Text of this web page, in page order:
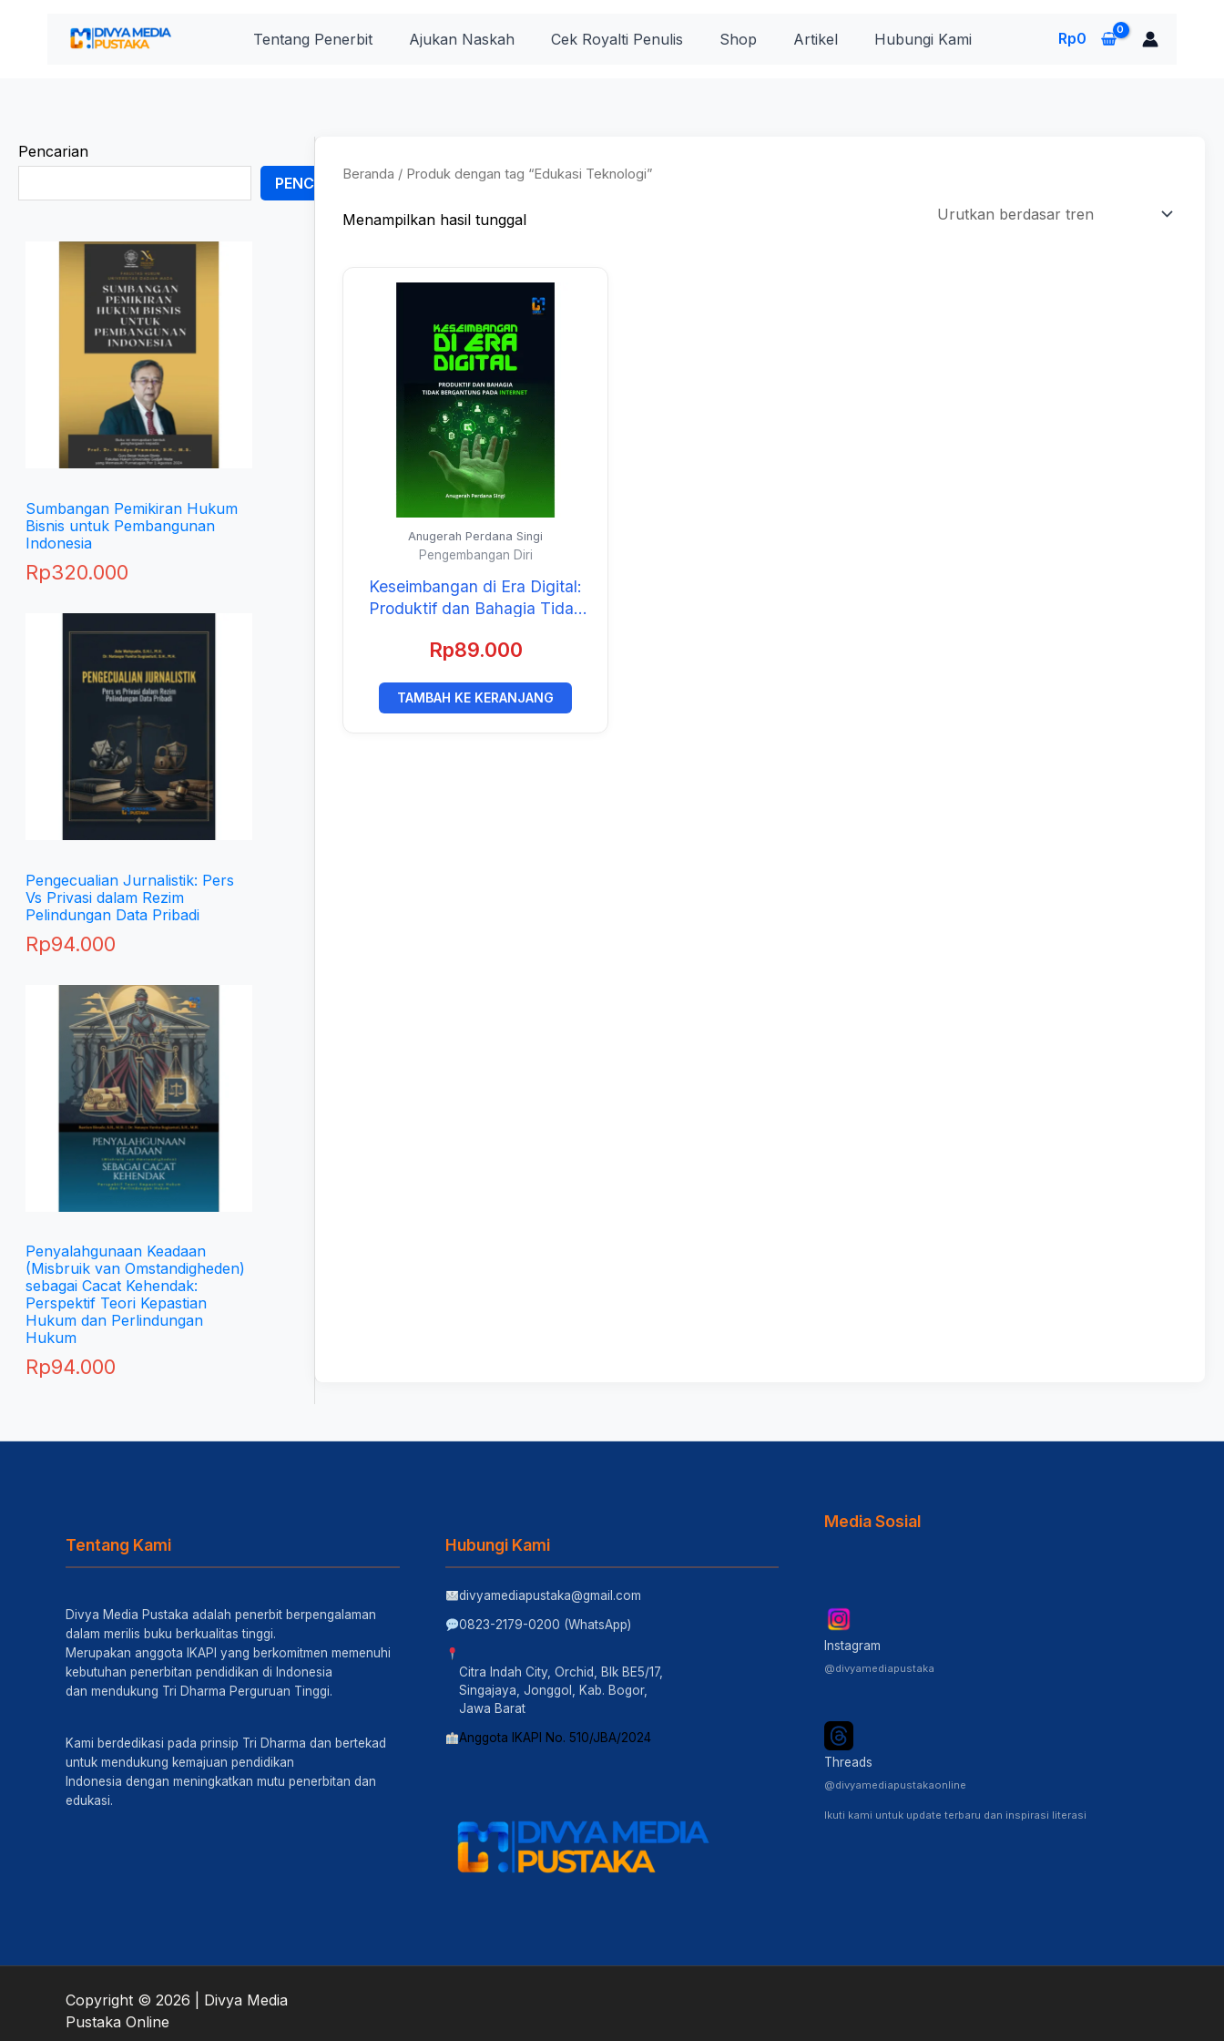
Tentang Penerbit Ajukan Naskah Cek Royalti Penulis Shop Artikel Hubungi Kami Rp0
Pencarian
PENCARIAN
Sumbangan Pemikiran Hukum
Bisnis untuk Pembangunan
Indonesia
Rp320.000
Pengecualian Jurnalistik: Pers
Vs Privasi dalam Rezim
Pelindungan Data Pribadi
Rp94.000
Penyalahgunaan Keadaan
(Misbruik van Omstandigheden)
sebagai Cacat Kehendak:
Perspektif Teori Kepastian
Hukum dan Perlindungan
Hukum
Rp94.000
Beranda / Produk dengan tag “Edukasi Teknologi”
Menampilkan hasil tunggal
Anugerah Perdana Singi
Pengembangan Diri
Keseimbangan di Era Digital:
Produktif dan Bahagia Tidak
Rp89.000
TAMBAH KE KERANJANG
Tentang Kami
Divya Media Pustaka adalah penerbit berpengalaman
dalam merilis buku berkualitas tinggi.
Merupakan anggota IKAPI yang berkomitmen memenuhi
kebutuhan penerbitan pendidikan di Indonesia
dan mendukung Tri Dharma Perguruan Tinggi.
Kami berdedikasi pada prinsip Tri Dharma dan bertekad
untuk mendukung kemajuan pendidikan
Indonesia dengan meningkatkan mutu penerbitan dan
edukasi.
Hubungi Kami
divyamediapustaka@gmail.com
0823-2179-0200 (WhatsApp)
Citra Indah City, Orchid, Blk BE5/17,
Singajaya, Jonggol, Kab. Bogor,
Jawa Barat
Anggota IKAPI No. 510/JBA/2024
Media Sosial
Instagram
@divyamediapustaka
Threads
@divyamediapustakaonline
Ikuti kami untuk update terbaru dan inspirasi literasi
Copyright © 2026 | Divya Media
Pustaka Online